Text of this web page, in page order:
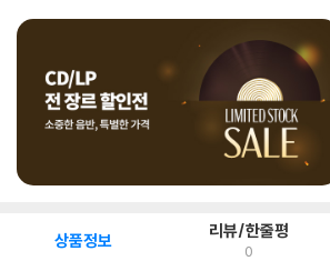
상품정보 리뷰/한줄평
0